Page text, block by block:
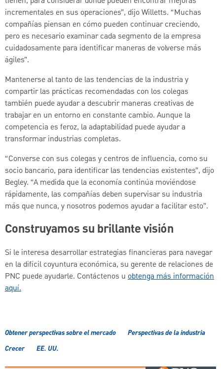
incrementales en sus operaciones”, dijo Willetts. “Muchas
compañías piensan en cómo pueden continuar creciendo,
pero es necesario examinar cada segmento de la empresa
cuidadosamente para identificar maneras de volverse más
ágiles”.
Mantenerse al tanto de las tendencias de la industria y
compartir las prácticas recomendadas con los colegas
también puede ayudar a descubrir maneras creativas de
trabajar en un entorno en constante cambio. Aunque la
competencia es feroz, la adaptabilidad puede ayudar a
transformar industrias completas.
“Converse con sus colegas y centros de influencia, como su
socio bancario, para identificar las tendencias existentes”, dijo
Begley. “A medida que la economía continúa moviéndose
rápidamente, las compañías deben supervisar su industria
más que nunca, y nosotros podemos ayudar a facilitar esto”.
Construyamos su brillante visión
Si le interesa desarrollar estrategias financieras para navegar
en la difícil coyuntura económica, su gerente de relaciones de
PNC puede ayudarle. Contáctenos u obtenga más información
aquí.
Obtener perspectivas sobre el mercado
Perspectivas de la industria
Crecer
EE. UU.